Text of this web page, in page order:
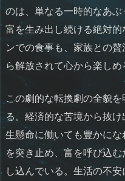
のは、単なる一時的なあ
富を生み出し続ける絶対
ンでの食事も、家族との
ら解放されて心から楽しめ
この劇的な転換劇の全貌
る。経済的な苦境から抜
生懸命に働いても豊かに
を突き止め、富を呼び込
し込んでいる。生活の不